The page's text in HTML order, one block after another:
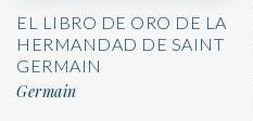
EL LIBRO DE ORO DE LA
HERMANDAD DE SAINT
GERMAIN
Germain